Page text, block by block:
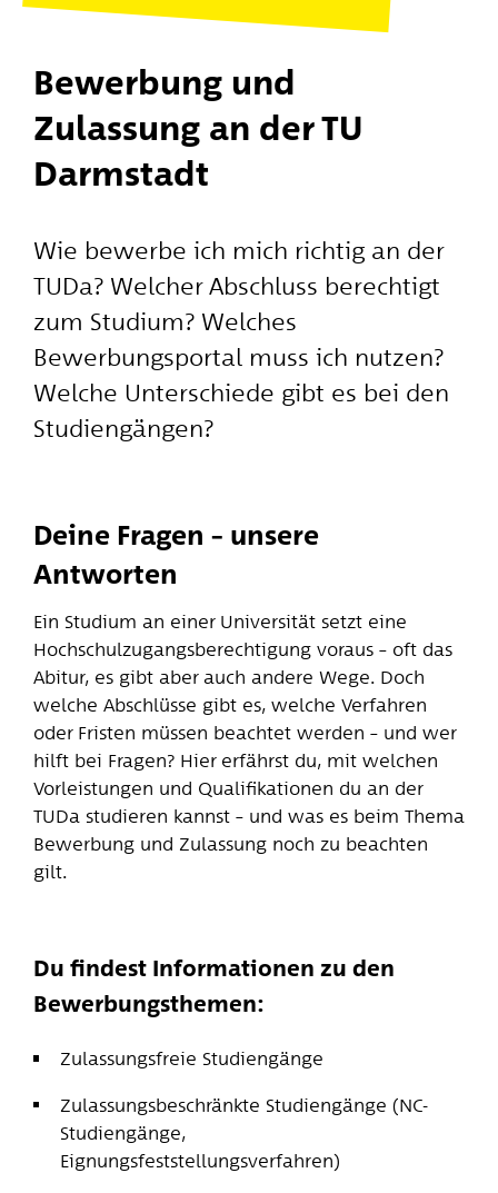
Bewerbung und
Zulassung an der TU
Darmstadt
Wie bewerbe ich mich richtig an der
TUDa? Welcher Abschluss berechtigt
zum Studium? Welches
Bewerbungsportal muss ich nutzen?
Welche Unterschiede gibt es bei den
Studiengängen?
Deine Fragen – unsere
Antworten
Ein Studium an einer Universität setzt eine
Hochschul­zugangs­berechtigung voraus – oft das
Abitur, es gibt aber auch andere Wege. Doch
welche Abschlüsse gibt es, welche Verfahren
oder Fristen müssen beachtet werden – und wer
hilft bei Fragen? Hier erfährst du, mit welchen
Vorleistungen und Qualifikationen du an der
TUDa studieren kannst – und was es beim Thema
Bewerbung und Zulassung noch zu beachten
gilt.
Du findest Informationen zu den
Bewerbungsthemen:
Zulassungsfreie Studiengänge
Zulassungsbeschränkte Studiengänge (NC-
Studiengänge,
Eignungsfeststellungsverfahren)